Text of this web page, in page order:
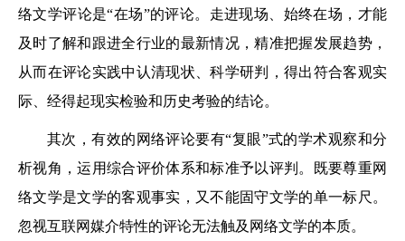
络文学评论是“在场”的评论。走进现场、始终在场，才能
及时了解和跟进全行业的最新情况，精准把握发展趋势，
从而在评论实践中认清现状、科学研判，得出符合客观实
际、经得起现实检验和历史考验的结论。
其次，有效的网络评论要有“复眼”式的学术观察和分
析视角，运用综合评价体系和标准予以评判。既要尊重网
络文学是文学的客观事实，又不能固守文学的单一标尺。
忽视互联网媒介特性的评论无法触及网络文学的本质。